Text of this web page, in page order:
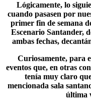
Lógicamente, lo
cuando pasasen por
primer fin de semana
Escenario Santander,
ambas fechas,
Curiosamente, para
eventos que, en otras
tenía muy claro
mencionada sala
última